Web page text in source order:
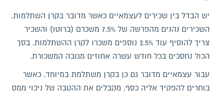
יש הבדל בין שכירים לעצמאיים כאשר מדובר בקרן השתלמות.
השכירים נהנים מהפרשה של 7.5% משכרם (ברוטו) והשכיר
צריך להוסיף עוד 2.5% נוספים משכרו לקרן ההשתלמות. בסך
הכול נחסכים בכל חודש עשרה אחוזים מגובה המשכורת.
עבור עצמאיים מדובר גם כן בקרן משתלמת במיוחד. כאשר
בוחרים להפקיד אליה כסף, מקבלים את ההטבה של ניכוי ממס